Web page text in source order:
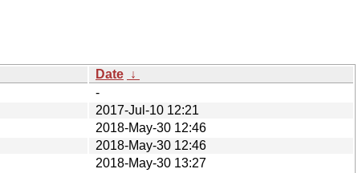
Date ↓
-
2017-Jul-10 12:21
2018-May-30 12:46
2018-May-30 12:46
2018-May-30 13:27